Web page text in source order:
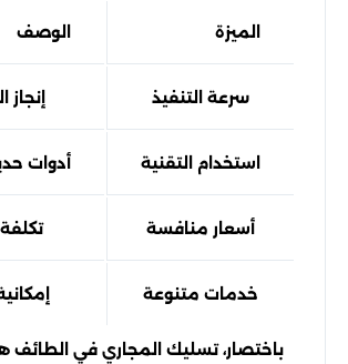
الميزة الوصف
سرعة التنفيذ
استخدام التقنية أدوات
أسعار منافسة
خدمات متنوعة
باختصار، تسليك المجاري في